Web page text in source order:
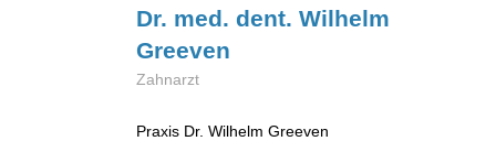
Dr. med. dent. Wilhelm
Greeven
Zahnarzt
Praxis Dr. Wilhelm Greeven